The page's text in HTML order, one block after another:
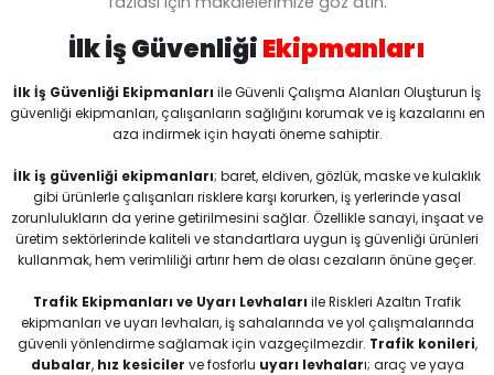
₺ 498
₺ 2.590
%10
Karam
Karam KP45 AO Otomatik Tokalı Tam Koruma Emniyet Kemeri
Yeni
Eksed
EKS-315 15 Metre Çelik Halatlı Geri Sarımlı Düşüş Durdurucu
₺ 13.626
EKS-312 12 Metre Çelik Halatlı Geri Sarımlı Düşüş Durdurucu
₺ 20.567
EKS-318 18 Metre Çelik Halatlı Geri Sarımlı Düşüş Durdurucu
Yeni
Eksed
EKS-315 15 Metre Çelik Halatlı Geri Sarımlı Düşüş Durdurucu
Trafik Malzemeleri; yol, otopark, şantiye, fabrika ve araç geçiş
İş ayakkabısının ağırlığı, çalışanların gün içindeki hareket
İlk İş GüvenliğiEkipmanları
İlk İş Güvenliği Ekipmanları ile Güvenli Çalışma Alanları Oluşturun İş
güvenliği ekipmanları, çalışanların sağlığını korumak ve iş kazalarını en
aza indirmek için hayati öneme sahiptir.
İlk iş güvenliği ekipmanları; baret, eldiven, gözlük, maske ve kulaklık
gibi ürünlerle çalışanları risklere karşı korurken, iş yerlerinde yasal
zorunlulukların da yerine getirilmesini sağlar. Özellikle sanayi, inşaat ve
üretim sektörlerinde kaliteli ve standartlara uygun iş güvenliği ürünleri
kullanmak, hem verimliliği artırır hem de olası cezaların önüne geçer.
Trafik Ekipmanları ve Uyarı Levhaları ile Riskleri Azaltın Trafik
ekipmanları ve uyarı levhaları, iş sahalarında ve yol çalışmalarında
güvenli yönlendirme sağlamak için vazgeçilmezdir. Trafik konileri,
dubalar, hız kesiciler ve fosforlu uyarı levhaları; araç ve yaya